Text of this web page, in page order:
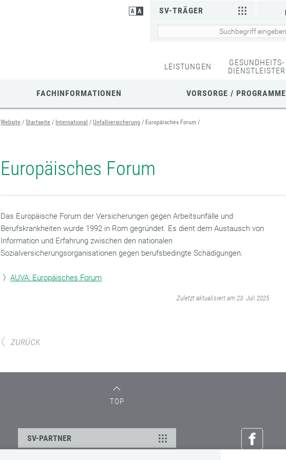
SV-TRÄGER
LEISTUNGEN
GESUNDHEITS-
DIENSTLEISTER
FACHINFORMATIONEN VORSORGE / PROGRAMME
Website Startseite International Unfallversicherung Europäisches Forum
Europäisches Forum
Das Europäische Forum der Versicherungen gegen Arbeitsunfälle und
Berufskrankheiten wurde 1992 in Rom gegründet. Es dient dem Austausch von
Information und Erfahrung zwischen den nationalen
Sozialversicherungsorganisationen gegen berufsbedingte Schädigungen.
AUVA: Europäisches Forum
‌Zuletzt aktualisiert am 23. Juli 2025
ZURÜCK
TOP
SV-PARTNER